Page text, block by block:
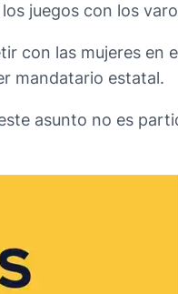
juegos con los
con las mujeres en
mandatario estatal.
asunto no es